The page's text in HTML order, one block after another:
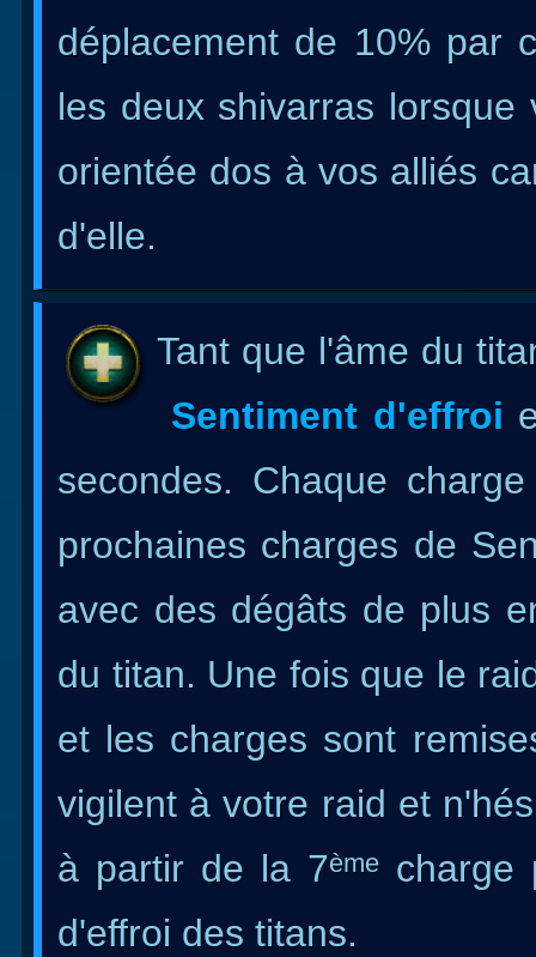
déplacement de 10% par
les deux shivarras
orientée dos à vos alliés
d'elle.
Tant que l'âme du
Sentiment d'effroi
secondes. Chaque
prochaines charges de
avec des dégâts de plus
du titan. Une fois que le
et les charges sont
vigilent à votre raid et
à partir de la 7ème charge
d'effroi des titans.